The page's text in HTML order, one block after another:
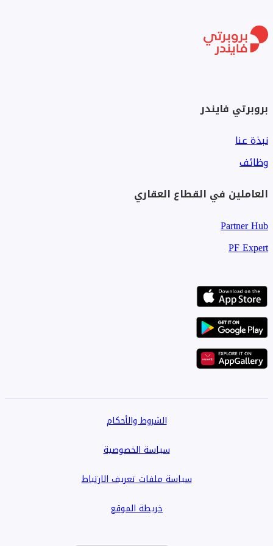
خلال وفرة مواقف السيارات والقرب من محاور النقل العام.
بروبرتي فايندر
نبذة عنا
وظائف
العاملين في القطاع العقاري
Partner Hub
PF Expert
الشروط والأحكام
سياسة الخصوصية
سياسة ملفات تعريف الارتباط
خريطة الموقع